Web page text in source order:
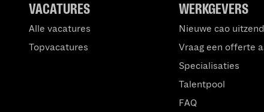
WERKGEVERS
Nieuwe cao
Vraag een offerte
Specialisaties
Talentpool
FAQ
VACATURES
Alle vacatures
Topvacatures